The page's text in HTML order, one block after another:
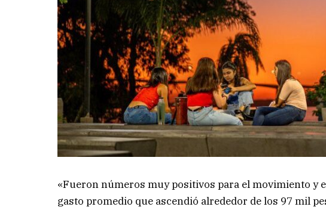
«Fueron números muy positivos para el movimiento y
gasto promedio que ascendió alrededor de los 97 mil